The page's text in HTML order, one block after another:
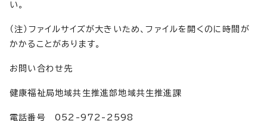
い。
（注）ファイルサイズが大きいため、ファイルを開くのに時間が
かかることがあります。
お問い合わせ先
健康福祉局地域共生推進部地域共生推進課
電話番号 052-972-2598